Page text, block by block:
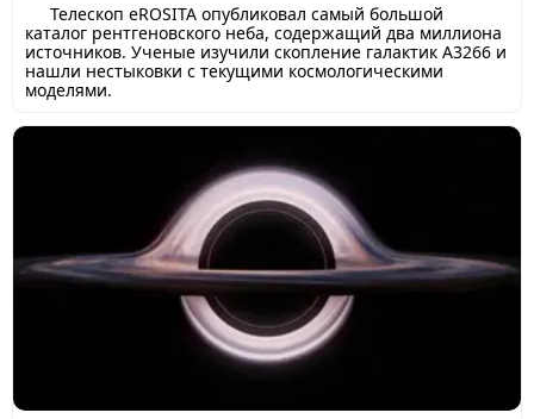
Телескоп eROSITA опубликовал самый большой
каталог рентгеновского неба, содержащий два миллиона
источников. Ученые изучили скопление галактик A3266 и
нашли нестыковки с текущими космологическими
моделями.